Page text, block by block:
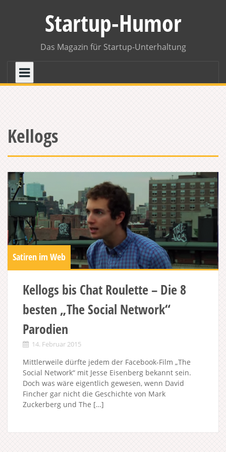
Startup-Humor
Das Magazin für Startup-Unterhaltung
Kellogs
Satiren im Web
Kellogs bis Chat Roulette – Die 8
besten „The Social Network“
Parodien
14. Februar 2015
Mittlerweile dürfte jedem der Facebook-Film „The
Social Network“ mit Jesse Eisenberg bekannt sein.
Doch was wäre eigentlich gewesen, wenn David
Fincher gar nicht die Geschichte von Mark
Zuckerberg und The […]